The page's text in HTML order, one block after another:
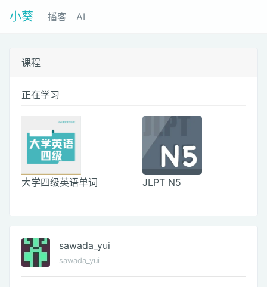
小葵 播客 AI
课程
正在学习
大学四级英语单词 JLPT N5
sawada_yui
sawada_yui